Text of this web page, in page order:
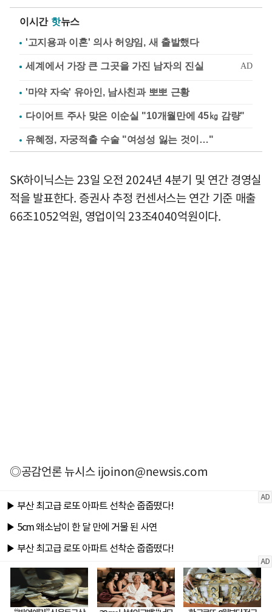
이시간 핫뉴스
'고지용과 이혼' 의사 허양임, 새 출발했다
'마약 자숙' 유아인, 남사친과 뽀뽀 근황
다이어트 주사 맞은 이순실 "10개월만에 45㎏ 감량"
유혜정, 자궁적출 수술 "여성성 잃는 것이…"
SK하이닉스는 23일 오전 2024년 4분기 및 연간 경영실
적을 발표한다. 증권사 추정 컨센서스는 연간 기준 매출
66조1052억원, 영업이익 23조4040억원이다.
◎공감언론 뉴시스ijoinon@newsis.com